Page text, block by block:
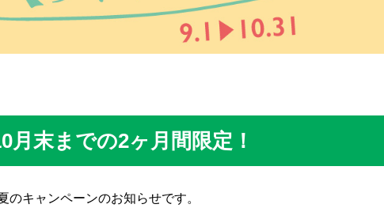
月末までの2ヶ月間限定！
のキャンペーンのお知らせです。